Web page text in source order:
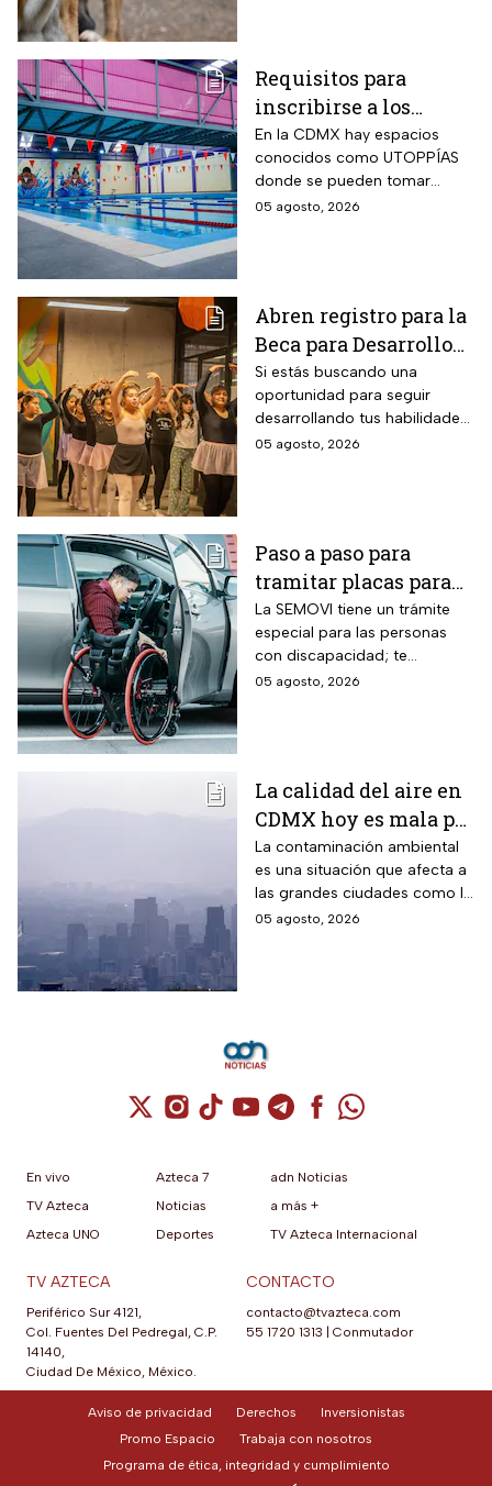
Requisitos para
inscribirse a los
talleres de la UTOPÍA
Coyoacán
En la CDMX hay espacios
conocidos como UTOPPÍAS
donde se pueden tomar
talleres y practicar deportes y
05 agosto, 2026
Abren registro para la
Beca para Desarrollo
de Talento PILARES;
requisitos para recibir
hasta 10 mil pesos
Si estás buscando una
oportunidad para seguir
desarrollando tus habilidades
puedes registrarte para la
05 agosto, 2026
Paso a paso para
tramitar placas para
automovilistas con
discapacidad en
CDMX durante 2026
La SEMOVI tiene un trámite
especial para las personas
con discapacidad; te
contamos todo lo que
05 agosto, 2026
La calidad del aire en
CDMX hoy es mala por
partículas PM10;
¿habrá Doble Hoy No
Circula?
La contaminación ambiental
es una situación que afecta a
las grandes ciudades como la
CDMX y cuando los niveles
05 agosto, 2026
Cuenta de X / Twitter (se abre en una
Cuenta de Instagram (se abre en una
Cuenta de TikTok (se abre en
Cuenta de YouTube (se abre
Cuenta de Telegram (se
Cuenta de
Cuenta de
En vivo
TV Azteca
Azteca UNO
Azteca 7
Noticias
Deportes
adn Noticias
a más +
TV Azteca Internacional
TV AZTECA
Periférico Sur 4121,
Col. Fuentes Del Pedregal, C.P.
14140,
Ciudad De México, México.
CONTACTO
contacto@tvazteca.com
55 1720 1313
Conmutador
Aviso de privacidad Derechos
Inversionistas
Promo Espacio
Trabaja con nosotros
Programa de ética, integridad y cumplimiento